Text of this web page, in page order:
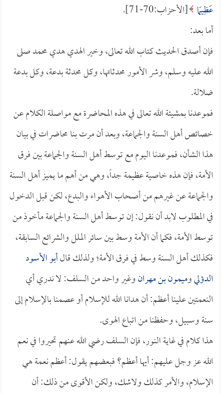
عَظِيمًا [الأحزاب:70-71].
أما بعد:
فإن أصدق الحديث كتاب الله تعالى، وخير الهدي هدي محمد صلى
الله عليه وسلم، وشر الأمور محدثاتها، وكل محدثة بدعة، وكل بدعة
ضلالة.
فموعدنا بمشيئة الله تعالى في هذه المحاضرة مع مواصلة الكلام عن
خصائص أهل السنة والجماعة، وبعد أن مرت بنا محاضرات في بيان
هذا الشأن، فموعدنا اليوم مع توسط أهل السنة والجماعة بين فرق
الأمة، فإن هذه خاصية عظيمة جداً، وهي من أهم ما يميز أهل السنة
والجماعة عن غيرهم من أصحاب الأهواء والبدع، لكن قبل الدخول
في المطلوب لابد أن نقول: إن توسط أهل السنة والجماعة مأخوذ من
توسط الأمة، فكما أن الأمة وسط بين سائر الملل والشرائع السابقة،
فكذلك أهل السنة وسط في فرق الأمة؛ ولذلك قالأبو الأسود
الدؤليوميمون بن مهرانوغير واحد من السلف: لا ندري أي
النعمتين علينا أعظم: أن هدانا الله للإسلام أو عصمنا بالإسلام إلى
سنة وسبيل، وحفظنا من اتباع الهوى.
هذا كلام في غاية النور، فإن السلف رضي الله عنهم تحيروا في نعم
الله عز وجل عليهم: أيها أعظم؟ فبعضهم يقول: أعظم نعمة هي
الإسلام، والأمر كذلك ولاشك، ولكن الأقوى من ذلك: أن